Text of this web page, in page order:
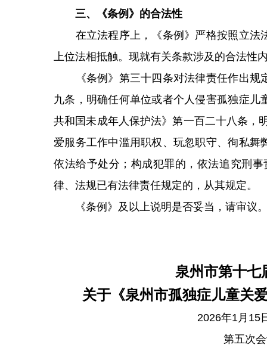
三、《条例》的合法性
在立法程序上，《条例》严格按照立法
上位法相抵触。现就有关条款涉及的合法性
《条例》第三十四条对法律责任作出规
九条，明确任何单位或者个人侵害孤独症
共和国未成年人保护法》第一百二十八条，
爱服务工作中滥用职权、玩忽职守、徇私
依法给予处分；构成犯罪的，依法追究刑
律、法规已有法律责任规定的，从其规定。
《条例》及以上说明是否妥当，请审议
泉州市第十七
关于《泉州市孤独症儿童关
2026年1月15
第五次